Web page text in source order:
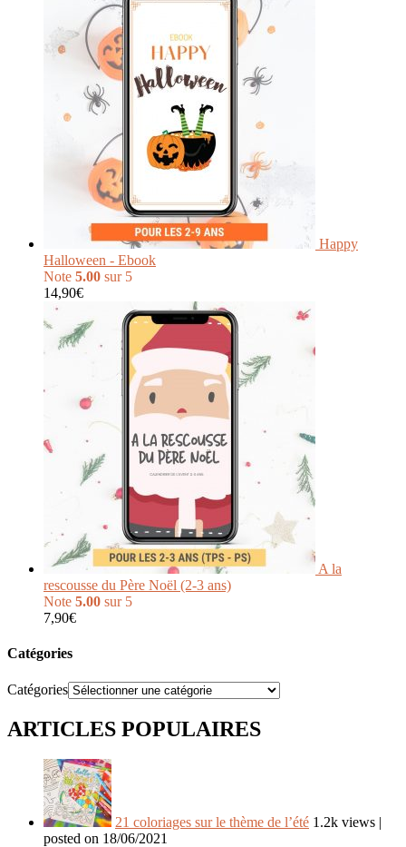
Happy
Halloween - Ebook
Note 5.00 sur 5
14,90€
A la
rescousse du Père Noël (2-3 ans)
Note 5.00 sur 5
7,90€
Catégories
Catégories
ARTICLES POPULAIRES
21 coloriages sur le thème de l’été 1.2k views |
posted on 18/06/2021